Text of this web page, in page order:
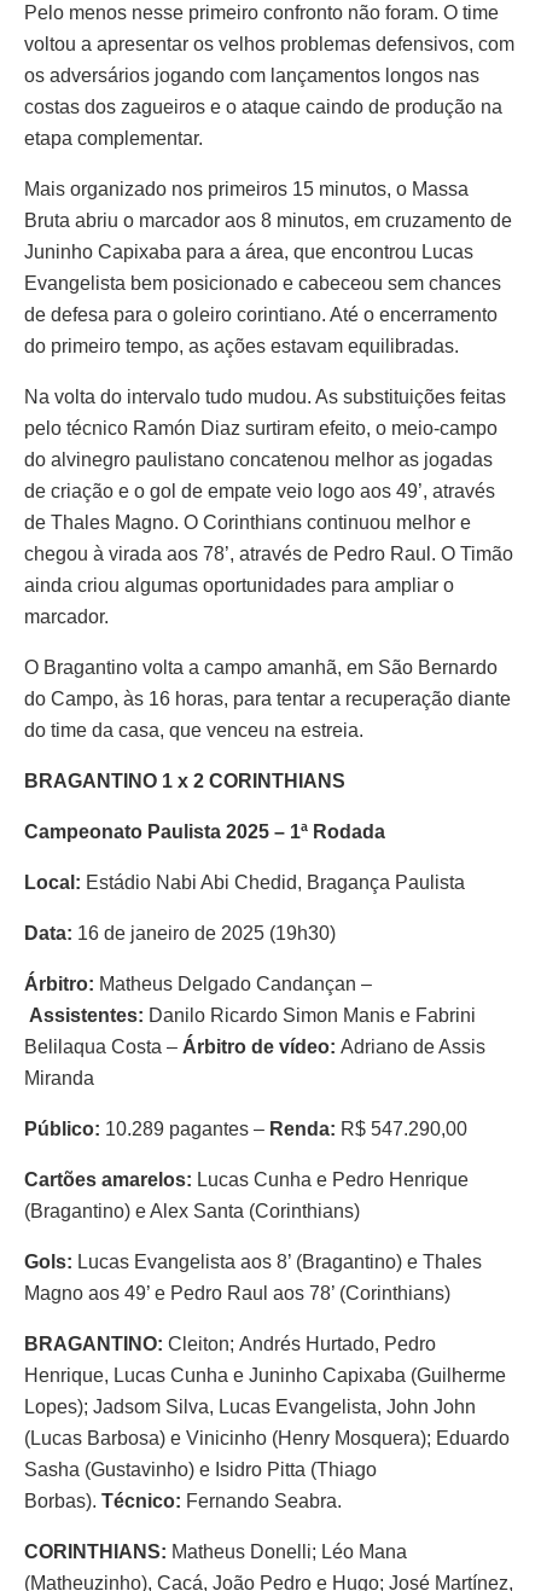
Pelo menos nesse primeiro confronto não foram. O time
voltou a apresentar os velhos problemas defensivos, com
os adversários jogando com lançamentos longos nas
costas dos zagueiros e o ataque caindo de produção na
etapa complementar.
Mais organizado nos primeiros 15 minutos, o Massa
Bruta abriu o marcador aos 8 minutos, em cruzamento de
Juninho Capixaba para a área, que encontrou Lucas
Evangelista bem posicionado e cabeceou sem chances
de defesa para o goleiro corintiano. Até o encerramento
do primeiro tempo, as ações estavam equilibradas.
Na volta do intervalo tudo mudou. As substituições feitas
pelo técnico Ramón Diaz surtiram efeito, o meio-campo
do alvinegro paulistano concatenou melhor as jogadas
de criação e o gol de empate veio logo aos 49’, através
de Thales Magno. O Corinthians continuou melhor e
chegou à virada aos 78’, através de Pedro Raul. O Timão
ainda criou algumas oportunidades para ampliar o
marcador.
O Bragantino volta a campo amanhã, em São Bernardo
do Campo, às 16 horas, para tentar a recuperação diante
do time da casa, que venceu na estreia.
BRAGANTINO 1 x 2 CORINTHIANS
Campeonato Paulista 2025 – 1ª Rodada
Local: Estádio Nabi Abi Chedid, Bragança Paulista
Data: 16 de janeiro de 2025 (19h30)
Árbitro: Matheus Delgado Candançan –
Assistentes: Danilo Ricardo Simon Manis e Fabrini
Belilaqua Costa – Árbitro de vídeo: Adriano de Assis
Miranda
Público: 10.289 pagantes – Renda: R$ 547.290,00
Cartões amarelos: Lucas Cunha e Pedro Henrique
(Bragantino) e Alex Santa (Corinthians)
Gols: Lucas Evangelista aos 8’ (Bragantino) e Thales
Magno aos 49’ e Pedro Raul aos 78’ (Corinthians)
BRAGANTINO: Cleiton; Andrés Hurtado, Pedro
Henrique, Lucas Cunha e Juninho Capixaba (Guilherme
Lopes); Jadsom Silva, Lucas Evangelista, John John
(Lucas Barbosa) e Vinicinho (Henry Mosquera); Eduardo
Sasha (Gustavinho) e Isidro Pitta (Thiago
Borbas). Técnico: Fernando Seabra.
CORINTHIANS: Matheus Donelli; Léo Mana
(Matheuzinho), Cacá, João Pedro e Hugo; José Martínez,